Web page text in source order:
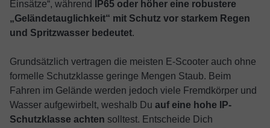
Einsätze“, während
IP65 oder höher eine robustere
„Geländetauglichkeit“ mit Schutz vor starkem Regen
und Spritzwasser bedeutet.
Grundsätzlich vertragen die meisten E-Scooter auch ohne
formelle Schutzklasse geringe Mengen Staub. Beim
Fahren im Gelände werden jedoch viele Fremdkörper und
Wasser aufgewirbelt, weshalb Du auf eine hohe IP-
Schutzklasse achten solltest. Entscheide Dich